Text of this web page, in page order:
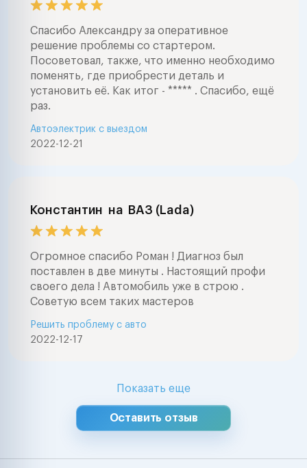
Спасибо Александру за оперативное
решение проблемы со стартером.
Посоветовал, также, что именно необходимо
поменять, где приобрести деталь и
установить её. Как итог - ***** . Спасибо, ещё
раз.
2022-12-21
Автоэлектрик с выездом
Константин на ВАЗ (Lada)
Огромное спасибо Роман ! Диагноз был
поставлен в две минуты . Настоящий профи
своего дела ! Автомобиль уже в строю .
Советую всем таких мастеров
2022-12-17
Решить проблему с авто
Показать еще
Оставить отзыв